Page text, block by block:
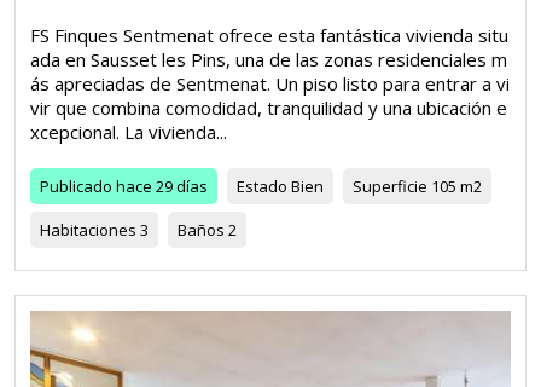
FS Finques Sentmenat ofrece esta fantástica vivienda situ
ada en Sausset les Pins, una de las zonas residenciales m
ás apreciadas de Sentmenat. Un piso listo para entrar a vi
vir que combina comodidad, tranquilidad y una ubicación e
xcepcional. La vivienda...
Publicado hace 29 días Estado Bien Superficie 105 m2
Habitaciones 3 Baños 2